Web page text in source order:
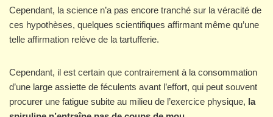
Cependant, la science n’a pas encore tranché sur la véracité de
ces hypothèses, quelques scientifiques affirmant même qu’une
telle affirmation relève de la tartufferie.
Cependant, il est certain que contrairement à la consommation
d’une large assiette de féculents avant l’effort, qui peut souvent
procurer une fatigue subite au milieu de l’exercice physique, la